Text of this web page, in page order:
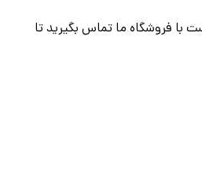
با فروشگاه ما تماس بگیرید تا